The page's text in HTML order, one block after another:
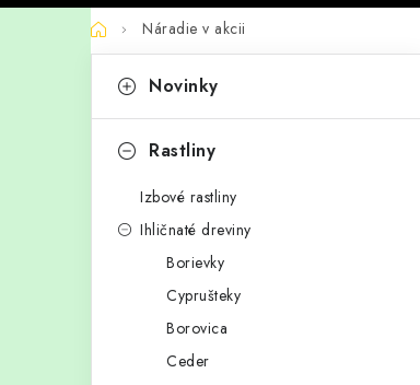
DomovNáradie v akcii
okategórie
a
Novinky
Rastliny
Izbové rastliny
Ihličnaté dreviny
Borievky
Cyprušteky
Borovica
Ceder